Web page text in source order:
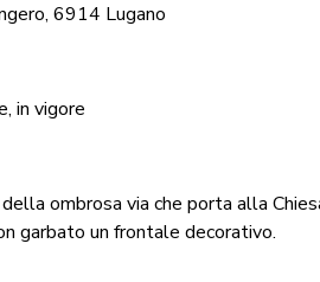
6914 Lugano
in vigore
ombrosa via che porta alla
garbato un frontale decorativo.